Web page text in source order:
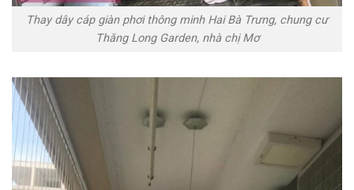
Thay dây cáp giàn phơi thông minh Hai Bà Trưng, chung cư
Thăng Long Garden, nhà chị Mơ